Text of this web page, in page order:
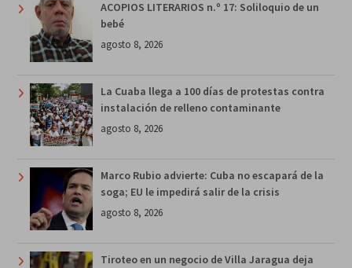
ACOPIOS LITERARIOS n.º 17: Soliloquio de un
bebé
agosto 8, 2026
La Cuaba llega a 100 días de protestas contra
instalación de relleno contaminante
agosto 8, 2026
Marco Rubio advierte: Cuba no escapará de la
soga; EU le impedirá salir de la crisis
agosto 8, 2026
Tiroteo en un negocio de Villa Jaragua deja